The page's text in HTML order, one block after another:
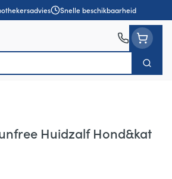
Snelle beschikbaarheid
Zoek
Huidzalf Hond&kat